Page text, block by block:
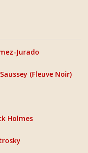
Jurado
(Fleuve Noir)
Holmes